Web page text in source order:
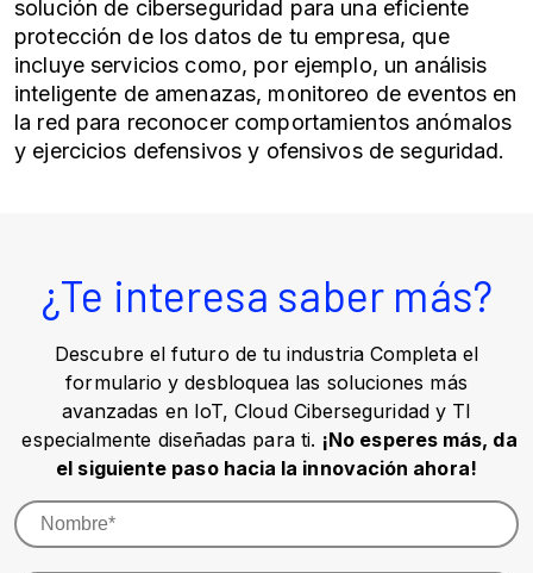
solución de ciberseguridad para una eficiente
protección de los datos de tu empresa, que
incluye servicios como, por ejemplo, un análisis
inteligente de amenazas, monitoreo de eventos en
la red para reconocer comportamientos anómalos
y ejercicios defensivos y ofensivos de seguridad.
¿Te interesa saber más?
Descubre el futuro de tu industria Completa el
formulario y desbloquea las soluciones más
avanzadas en IoT, Cloud Ciberseguridad y TI
especialmente diseñadas para ti. ¡No esperes más, da
el siguiente paso hacia la innovación ahora!